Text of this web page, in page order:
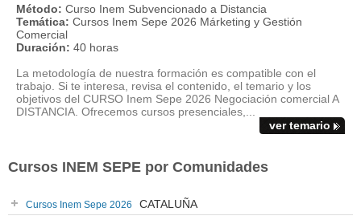
Método: Curso Inem Subvencionado a Distancia
Temática: Cursos Inem Sepe 2026 Márketing y Gestión
Comercial
Duración: 40 horas
La metodología de nuestra formación es compatible con el
trabajo. Si te interesa, revisa el contenido, el temario y los
objetivos del CURSO Inem Sepe 2026 Negociación comercial A
DISTANCIA. Ofrecemos cursos presenciales,...
ver temario
Cursos INEM SEPE por Comunidades
Cursos Inem Sepe 2026 CATALUÑA